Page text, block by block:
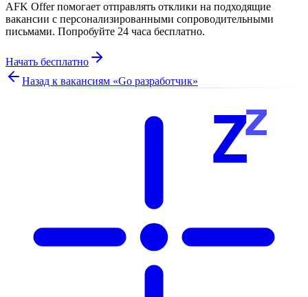
AFK Offer помогает отправлять отклики на подходящие
вакансии с персонализированными сопроводительными
письмами. Попробуйте 24 часа бесплатно.
Начать бесплатно
Назад к вакансиям «Go разработчик»
Zz